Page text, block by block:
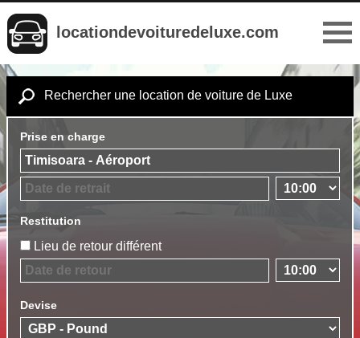
locationdevoituredeluxe.com
Rechercher une location de voiture de Luxe
Prise en charge
Restitution
Lieu de retour différent
Devise